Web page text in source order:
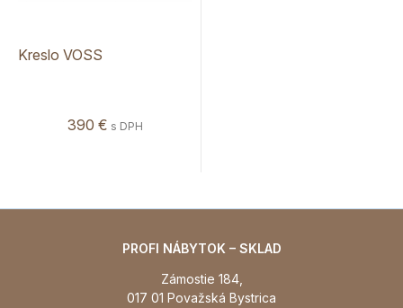
Kreslo VOSS
390 € s DPH
PROFI NÁBYTOK – SKLAD
Zámostie 184,
017 01 Považská Bystrica